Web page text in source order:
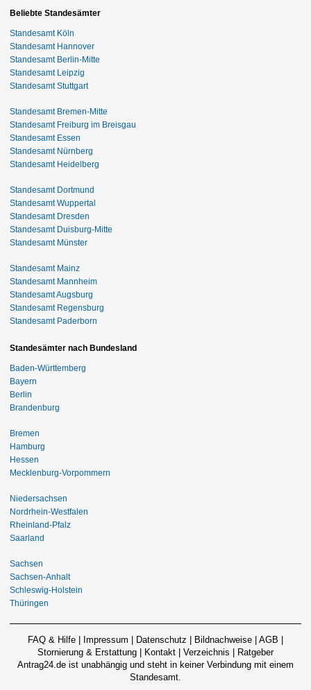
Beliebte Standesämter
Standesamt Köln
Standesamt Hannover
Standesamt Berlin-Mitte
Standesamt Leipzig
Standesamt Stuttgart
Standesamt Bremen-Mitte
Standesamt Freiburg im Breisgau
Standesamt Essen
Standesamt Nürnberg
Standesamt Heidelberg
Standesamt Dortmund
Standesamt Wuppertal
Standesamt Dresden
Standesamt Duisburg-Mitte
Standesamt Münster
Standesamt Mainz
Standesamt Mannheim
Standesamt Augsburg
Standesamt Regensburg
Standesamt Paderborn
Standesämter nach Bundesland
Baden-Württemberg
Bayern
Berlin
Brandenburg
Bremen
Hamburg
Hessen
Mecklenburg-Vorpommern
Niedersachsen
Nordrhein-Westfalen
Rheinland-Pfalz
Saarland
Sachsen
Sachsen-Anhalt
Schleswig-Holstein
Thüringen
FAQ & Hilfe Impressum Datenschutz Bildnachweise AGB
Stornierung & Erstattung
Kontakt Verzeichnis
Ratgeber
Antrag24.de ist unabhängig und steht in keiner Verbindung mit einem
Standesamt.